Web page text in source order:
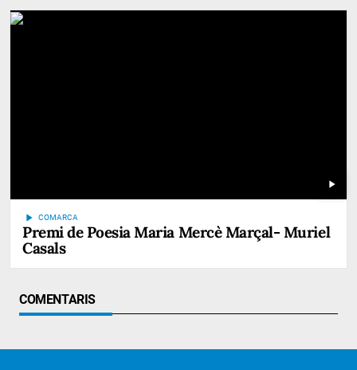
play_arrow
play_arrow COMARCA
Premi de Poesia Maria Mercè Marçal- Muriel
Casals
COMENTARIS